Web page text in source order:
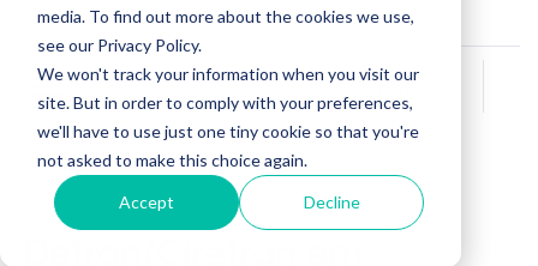
media. To find out more about the cookies we use,
see our Privacy Policy.
We won't track your information when you visit our
site. But in order to comply with your preferences,
we'll have to use just one tiny cookie so that you're
not asked to make this choice again.
Accept Decline
Buscar